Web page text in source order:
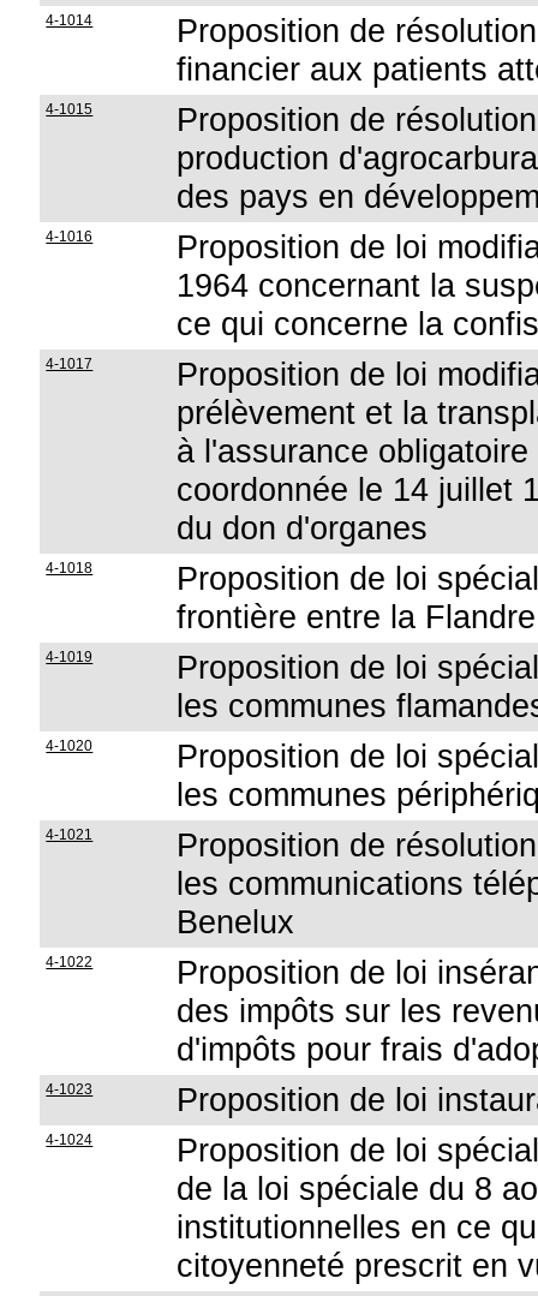
4-1014
Proposition de
financier aux patients
4-1015
Proposition de
production
des pays en
4-1016
Proposition de loi
1964 concernant la
ce qui concerne la
4-1017
Proposition de loi
prélèvement et la
à l'assurance
coordonnée le 14 juillet
du don d'organes
4-1018
Proposition de loi
frontière entre la
4-1019
Proposition de loi
les communes
4-1020
Proposition de loi
les communes
4-1021
Proposition de
les communications
Benelux
4-1022
Proposition de loi
des impôts sur les
d'impôts pour frais
4-1023 Proposition de loi
4-1024
Proposition de loi
de la loi spéciale du 8
institutionnelles en ce
citoyenneté prescrit en